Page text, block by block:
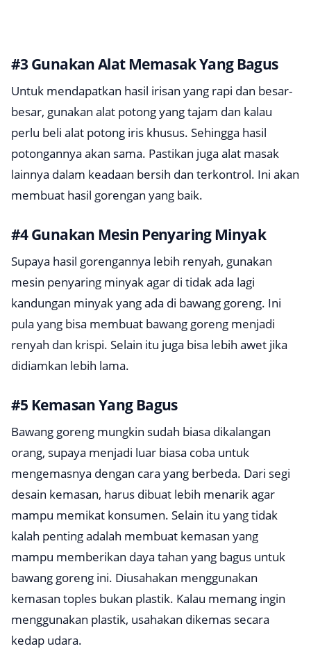
#3 Gunakan Alat Memasak Yang Bagus
Untuk mendapatkan hasil irisan yang rapi dan besar-
besar, gunakan alat potong yang tajam dan kalau
perlu beli alat potong iris khusus. Sehingga hasil
potongannya akan sama. Pastikan juga alat masak
lainnya dalam keadaan bersih dan terkontrol. Ini akan
membuat hasil gorengan yang baik.
#4 Gunakan Mesin Penyaring Minyak
Supaya hasil gorengannya lebih renyah, gunakan
mesin penyaring minyak agar di tidak ada lagi
kandungan minyak yang ada di bawang goreng. Ini
pula yang bisa membuat bawang goreng menjadi
renyah dan krispi. Selain itu juga bisa lebih awet jika
didiamkan lebih lama.
#5 Kemasan Yang Bagus
Bawang goreng mungkin sudah biasa dikalangan
orang, supaya menjadi luar biasa coba untuk
mengemasnya dengan cara yang berbeda. Dari segi
desain kemasan, harus dibuat lebih menarik agar
mampu memikat konsumen. Selain itu yang tidak
kalah penting adalah membuat kemasan yang
mampu memberikan daya tahan yang bagus untuk
bawang goreng ini. Diusahakan menggunakan
kemasan toples bukan plastik. Kalau memang ingin
menggunakan plastik, usahakan dikemas secara
kedap udara.